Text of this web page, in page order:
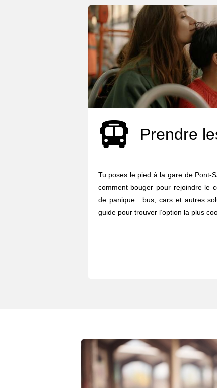
Prendre
Tu poses le pied à la gare de Pont-
comment bouger pour rejoindre le
de panique : bus, cars et autres
guide pour trouver l’option la plus